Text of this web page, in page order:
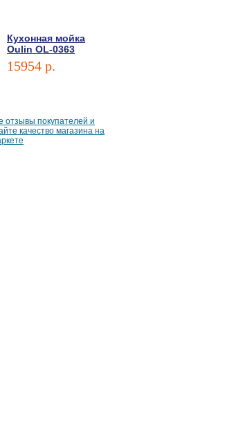
Кухонная мойка
Oulin OL-0363
15954 p.